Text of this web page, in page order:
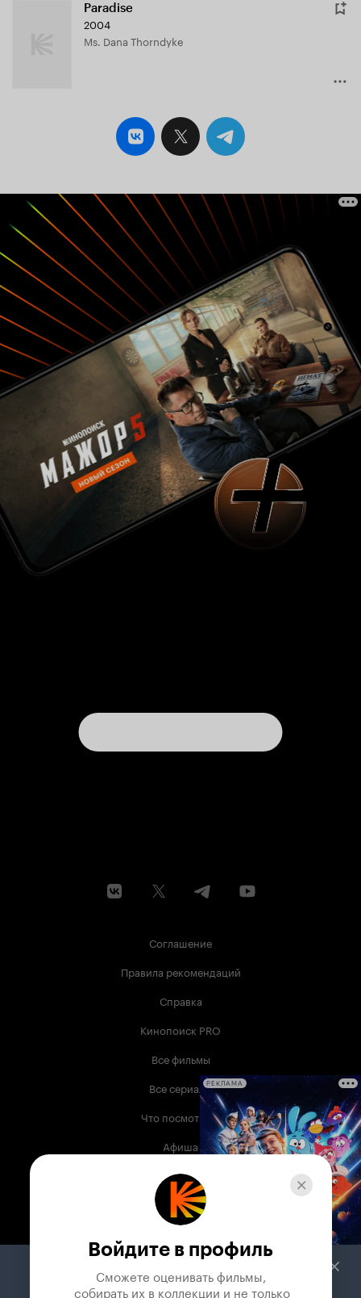
Paradise
2004
Ms. Dana Thorndyke
Соглашение
Правила рекомендаций
Справка
Кинопоиск PRO
Все фильмы
Все сериалы
Что посмотреть
Афиша
Музыка
Телепрограмма
Служба поддержки
РЕКЛАМА
Войдите в профиль
Сможете оценивать фильмы,
собирать их в коллекции и не только